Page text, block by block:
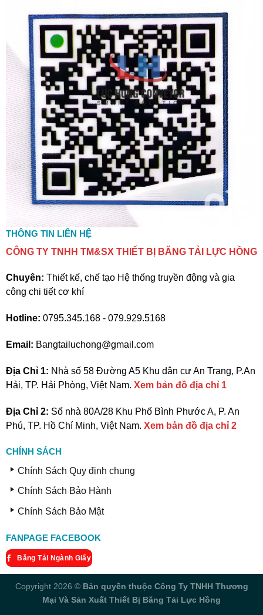
THÔNG TIN LIÊN HỆ
CÔNG TY TNHH TM&SX THIẾT BỊ BĂNG TẢI LỰC HỒNG
Chuyên: Thiết kế, chế tạo Hệ thống truyền động và gia
công chi tiết cơ khí
Hotline: 0795.345.168 - 079.929.5168
Email: Bangtailuchong@gmail.com
Địa Chỉ 1: Nhà số 58 Đường A5 Khu dân cư An Trang, P.An
Hải, TP. Hải Phòng, Việt Nam. Xem bản đồ địa chỉ 1
Địa Chỉ 2: Số nhà 80A/28 Khu Phố Bình Phước A, P. An
Phú, TP. Hồ Chí Minh, Việt Nam. Xem bản đồ địa chỉ 2
CHÍNH SÁCH
Chính Sách Quy định chung
Chính Sách Bảo Hành
Chính Sách Bảo Mật
FANPAGE FACEBOOK
Băng Tải Ngành Giấy
Copyright 2026 © Bản quyền thuộc Công Ty TNHH Thương
Mại Và Sản Xuất Thiết Bị Băng Tải Lực Hồng